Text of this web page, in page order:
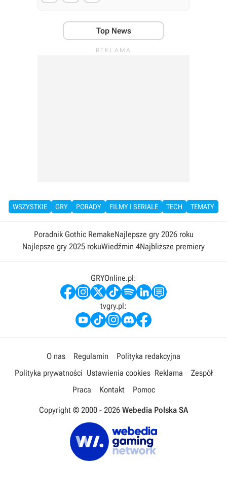
Top News
WSZYSTKIE GRY PORADY FILMY I SERIALE TECH TEMATY
Poradnik Gothic RemakeNajlepsze gry 2026 roku
Najlepsze gry 2025 rokuWiedźmin 4Najbliższe premiery
GRYOnline.pl:
tvgry.pl:
O nas Regulamin
Polityka redakcyjna
Polityka prywatności Ustawienia cookies Reklama
Zespół
Praca
Kontakt Pomoc
Copyright © 2000 - 2026 Webedia Polska SA